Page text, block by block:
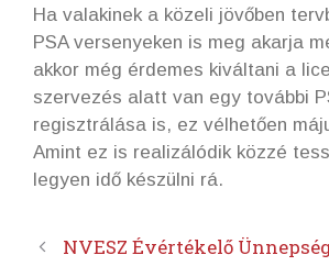
Ha valakinek a közeli jövőben
PSA versenyeken is meg akarja
akkor még érdemes kiváltani a
szervezés alatt van egy további
regisztrálása is, ez vélhetően
Amint ez is realizálódik közzé
legyen idő készülni rá.
NVESZ Évértékelő